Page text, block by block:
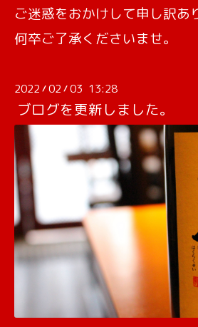
ご迷惑をおかけして申し訳あ
何卒ご了承くださいませ。
2022 /02 /03 13:28
ブログを更新しました。